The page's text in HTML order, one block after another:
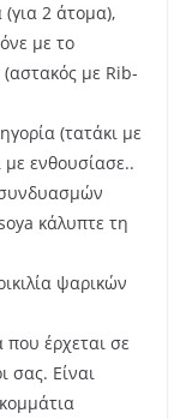
2 άτομα),
με το
με Rib-
(τατάκι με
με ενθουσίασε..
συνδυασμών
κάλυπτε τη
ψαρικών
έρχεται σε
σας. Είναι